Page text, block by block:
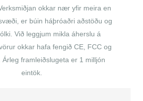
okkar nær yfir meira en
er búin háþróaðri aðstöðu og
Við leggjum mikla áherslu á
okkar hafa fengið CE, FCC og
Árleg framleiðslugeta er 1 milljón
eintök.